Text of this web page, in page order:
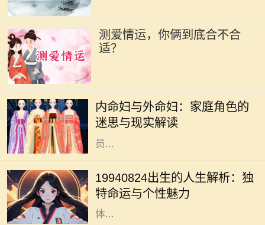
测爱情运，你俩到底合不合
适？
内命妇与外命妇：家庭角色的
迷思与现实解读
员的角色有着深厚的历史渊源。内命
妇与外命妇两个概念，时常引发人们
的思考与讨论。它们不仅仅是家庭成
员...
19940824出生的人生解析：独
特命运与个性魅力
1994年8月24日，许多人在这个时刻
降生，承载着独特的命运与个性。这
一天，由于其日期的特殊性，赋予了
出生在这一天的人成为不同寻常的个
体...
在浩瀚的中华文化中，易经作为一部